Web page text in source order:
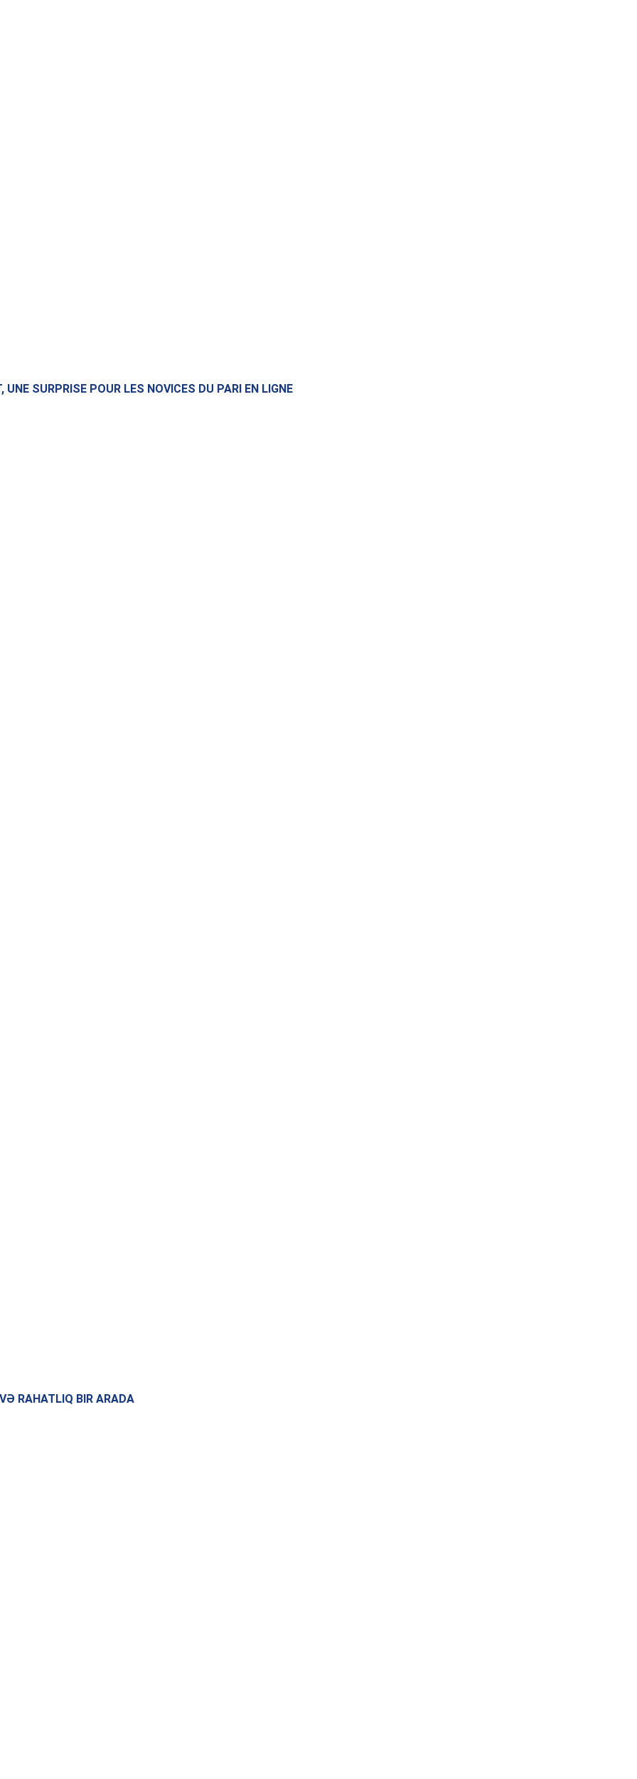
SURPRISE POUR LES NOVICES DU PARI EN LIGNE
RAHATLIQ BIR ARADA